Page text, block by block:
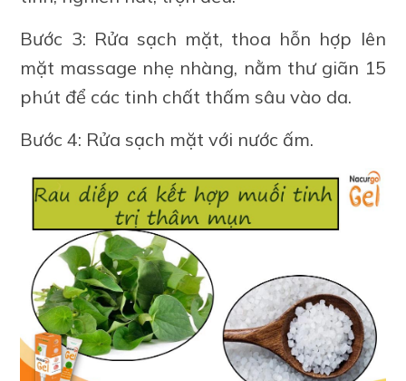
Bước 3: Rửa sạch mặt, thoa hỗn hợp lên
mặt massage nhẹ nhàng, nằm thư giãn 15
phút để các tinh chất thấm sâu vào da.
Bước 4: Rửa sạch mặt với nước ấm.